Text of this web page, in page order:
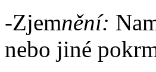
-Zjemnění:
nebo jiné